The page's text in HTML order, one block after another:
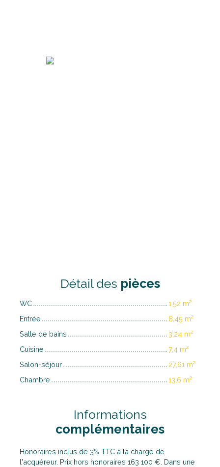
Détail des pièces
WC
1,52 m²
Entrée
8,45 m²
Salle de bains
3,24 m²
Cuisine
7,4 m²
Salon-séjour
27,61 m²
Chambre
13,6 m²
Informations
complémentaires
Honoraires inclus de 3% TTC à la charge de
l'acquéreur. Prix hors honoraires 163 100 €. Dans une